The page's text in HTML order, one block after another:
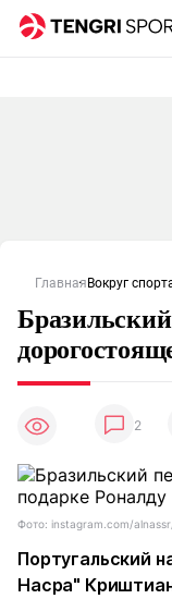
Главная Вокруг
2
Фото: instagram.com/
Португальский
Насра"